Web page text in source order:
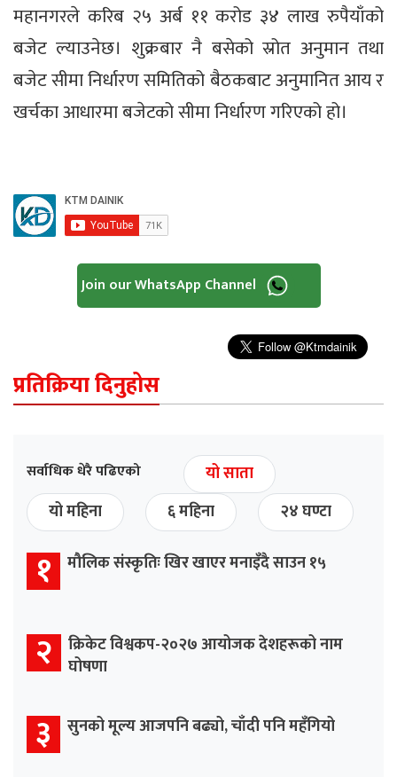
महानगरले करिब २५ अर्ब ११ करोड ३४ लाख रुपैयाँको
बजेट ल्याउनेछ। शुक्रबार नै बसेको स्रोत अनुमान तथा
बजेट सीमा निर्धारण समितिको बैठकबाट अनुमानित आय र
खर्चका आधारमा बजेटको सीमा निर्धारण गरिएको हो।
Join our WhatsApp Channel
प्रतिक्रिया दिनुहोस
सर्वाधिक धेरै पढिएको
यो साता
यो महिना
६ महिना २४ घण्टा
१ मौलिक संस्कृतिः खिर खाएर मनाइँदै साउन १५
२ क्रिकेट विश्वकप-२०२७ आयोजक देशहरूको नाम
घोषणा
३ सुनको मूल्य आजपनि बढ्यो, चाँदी पनि महँगियो